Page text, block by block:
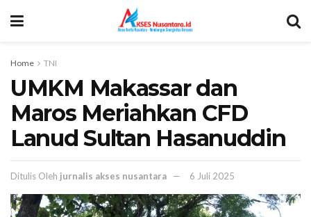
Home TNI
UMKM Makassar dan
Maros Meriahkan CFD
Lanud Sultan Hasanuddin
Ditulis Oleh jurnalis akses nusantara 6 Juli 2025